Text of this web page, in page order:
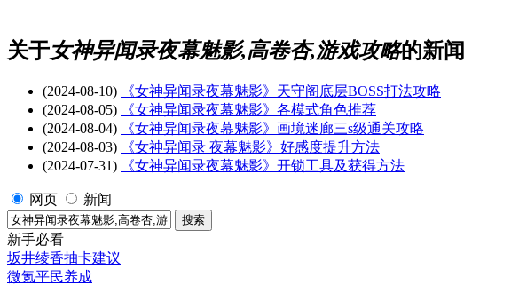
关于女神异闻录夜幕魅影,高卷杏,游戏攻略的新闻
(2024-08-10)
《女神异闻录夜幕魅影》天守阁底层BOSS打法攻略
(2024-08-05)
《女神异闻录夜幕魅影》各模式角色推荐
(2024-08-04)
《女神异闻录夜幕魅影》画境迷廊三s级通关攻略
(2024-08-03)
《女神异闻录 夜幕魅影》好感度提升方法
(2024-07-31)
《女神异闻录夜幕魅影》开锁工具及获得方法
网页 新闻
新手必看
坂井绫香抽卡建议
微氪平民养成